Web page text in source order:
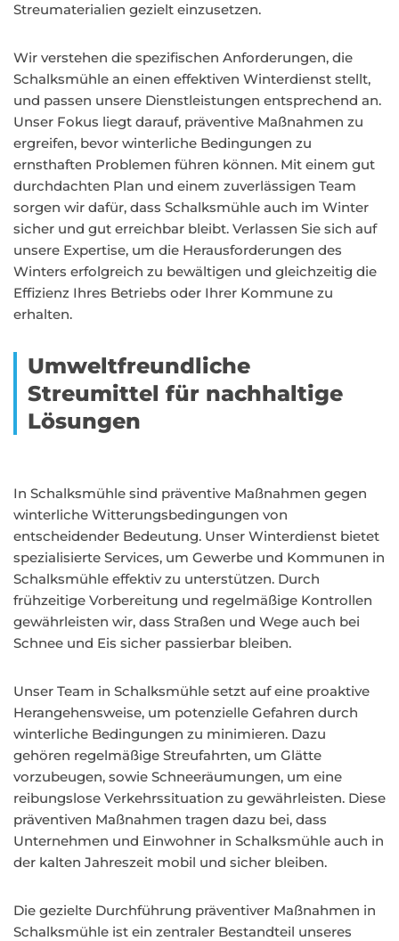
Streumaterialien gezielt einzusetzen.
Wir verstehen die spezifischen Anforderungen, die
Schalksmühle an einen effektiven Winterdienst stellt,
und passen unsere Dienstleistungen entsprechend an.
Unser Fokus liegt darauf, präventive Maßnahmen zu
ergreifen, bevor winterliche Bedingungen zu
ernsthaften Problemen führen können. Mit einem gut
durchdachten Plan und einem zuverlässigen Team
sorgen wir dafür, dass Schalksmühle auch im Winter
sicher und gut erreichbar bleibt. Verlassen Sie sich auf
unsere Expertise, um die Herausforderungen des
Winters erfolgreich zu bewältigen und gleichzeitig die
Effizienz Ihres Betriebs oder Ihrer Kommune zu
erhalten.
Umweltfreundliche
Streumittel für nachhaltige
Lösungen
In Schalksmühle sind präventive Maßnahmen gegen
winterliche Witterungsbedingungen von
entscheidender Bedeutung. Unser Winterdienst bietet
spezialisierte Services, um Gewerbe und Kommunen in
Schalksmühle effektiv zu unterstützen. Durch
frühzeitige Vorbereitung und regelmäßige Kontrollen
gewährleisten wir, dass Straßen und Wege auch bei
Schnee und Eis sicher passierbar bleiben.
Unser Team in Schalksmühle setzt auf eine proaktive
Herangehensweise, um potenzielle Gefahren durch
winterliche Bedingungen zu minimieren. Dazu
gehören regelmäßige Streufahrten, um Glätte
vorzubeugen, sowie Schneeräumungen, um eine
reibungslose Verkehrssituation zu gewährleisten. Diese
präventiven Maßnahmen tragen dazu bei, dass
Unternehmen und Einwohner in Schalksmühle auch in
der kalten Jahreszeit mobil und sicher bleiben.
Die gezielte Durchführung präventiver Maßnahmen in
Schalksmühle ist ein zentraler Bestandteil unseres